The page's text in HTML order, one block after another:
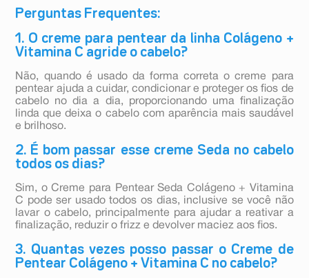
Perguntas Frequentes:
1. O creme para pentear da linha Colágeno +
Vitamina C agride o cabelo?
Não, quando é usado da forma correta o creme para
pentear ajuda a cuidar, condicionar e proteger os fios de
cabelo no dia a dia, proporcionando uma finalização
linda que deixa o cabelo com aparência mais saudável
e brilhoso.
2. É bom passar esse creme Seda no cabelo
todos os dias?
Sim, o Creme para Pentear Seda Colágeno + Vitamina
C pode ser usado todos os dias, inclusive se você não
lavar o cabelo, principalmente para ajudar a reativar a
finalização, reduzir o frizz e devolver maciez aos fios.
3. Quantas vezes posso passar o Creme de
Pentear Colágeno + Vitamina C no cabelo?